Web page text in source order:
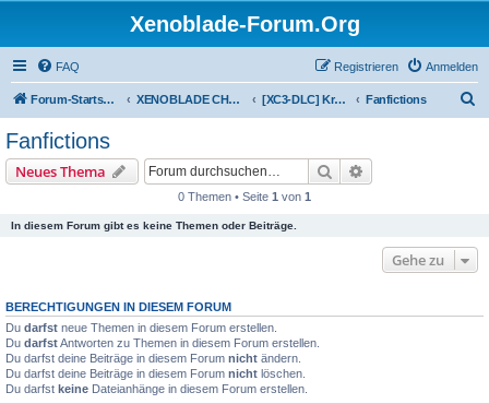
Xenoblade-Forum.Org
FAQ Anmelden
Registrieren
Forum-Startseite XENOBLADE CHRONICLES 3: DIE ERLÖSTE ZUKUNFT [XC3-DLC] Kreativitätskabinett Fanfictions
Fanfictions
Neues Thema Suche
0 Themen • Seite 1 von 1
In diesem Forum gibt es keine Themen oder Beiträge.
Gehe zu
BERECHTIGUNGEN IN DIESEM FORUM
Du darfst neue Themen in diesem Forum erstellen.
Du darfstAntworten zu Themen in diesem Forum erstellen.
Du darfst deine Beiträge in diesem Forum nicht ändern.
Du darfst deine Beiträge in diesem Forum nicht löschen.
Du darfst keine Dateianhänge in diesem Forum erstellen.